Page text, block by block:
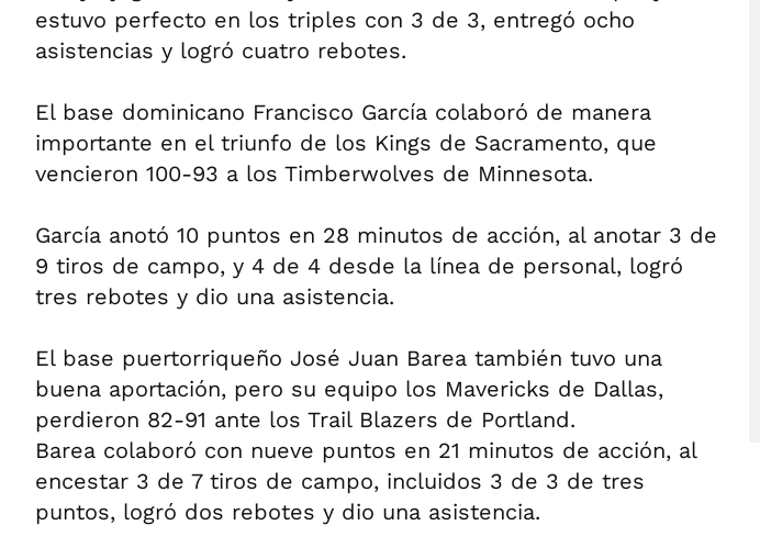
estuvo perfecto en los triples con 3 de 3, entregó ocho
asistencias y logró cuatro rebotes.
El base dominicano Francisco García colaboró de manera
importante en el triunfo de los Kings de Sacramento, que
vencieron 100-93 a los Timberwolves de Minnesota.
García anotó 10 puntos en 28 minutos de acción, al anotar 3 de
9 tiros de campo, y 4 de 4 desde la línea de personal, logró
tres rebotes y dio una asistencia.
El base puertorriqueño José Juan Barea también tuvo una
buena aportación, pero su equipo los Mavericks de Dallas,
perdieron 82-91 ante los Trail Blazers de Portland.
Barea colaboró con nueve puntos en 21 minutos de acción, al
encestar 3 de 7 tiros de campo, incluidos 3 de 3 de tres
puntos, logró dos rebotes y dio una asistencia.